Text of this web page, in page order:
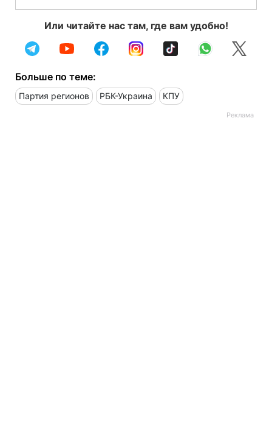
Или читайте нас там, где вам удобно!
Больше по теме:
Партия регионов РБК-Украина КПУ